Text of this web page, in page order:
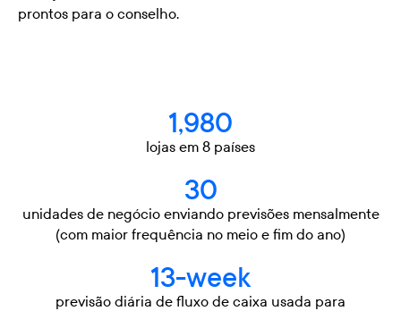
prontos para o conselho.
1,980
lojas em 8 países
30
unidades de negócio enviando previsões mensalmente
(com maior frequência no meio e fim do ano)
13-week
previsão diária de fluxo de caixa usada para